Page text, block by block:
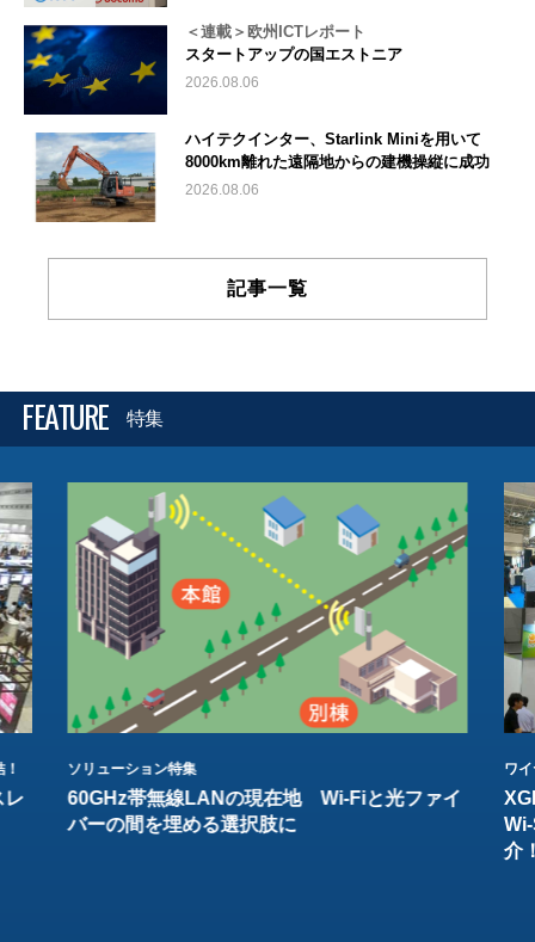
＜連載＞欧州ICTレポート
スタートアップの国エストニア
2026.08.06
ハイテクインター、Starlink Miniを用いて
8000km離れた遠隔地からの建機操縦に成功
2026.08.06
記事一覧
FEATURE 特集
レ
ソリューション特集
60GHz帯無線LANの現在地 Wi-Fiと光ファイ
バーの間を埋める選択肢に
ワ
介